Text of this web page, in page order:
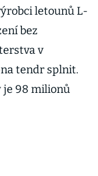
letounů L-
bez
v
tendr splnit.
je 98 milionů